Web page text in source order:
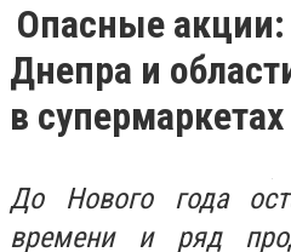
Опасные
Днепра и
в супермаркетах
До Нового года
времени и ряд